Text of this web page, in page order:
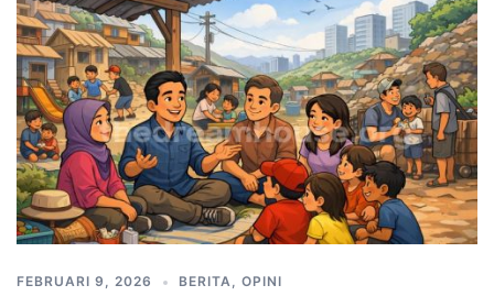
FEBRUARI 9, 2026 BERITA, OPINI